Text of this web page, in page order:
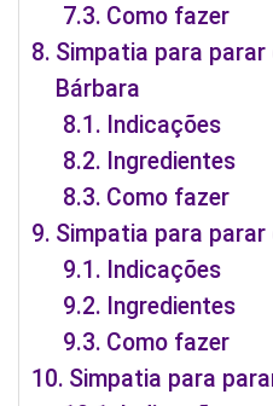
Como fazer
Simpatia para
Bárbara
Indicações
Ingredientes
Como fazer
Simpatia para
Indicações
Ingredientes
Como fazer
Simpatia para